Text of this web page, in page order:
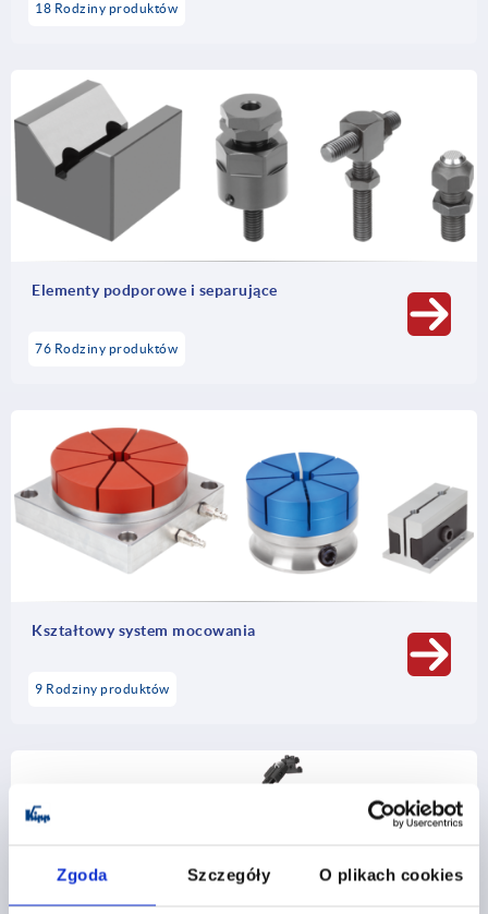
Zgoda Szczegóły O plikach cookies
18 Rodziny produktów
Elementy podporowe i separujące
76 Rodziny produktów
Kształtowy system mocowania
9 Rodziny produktów